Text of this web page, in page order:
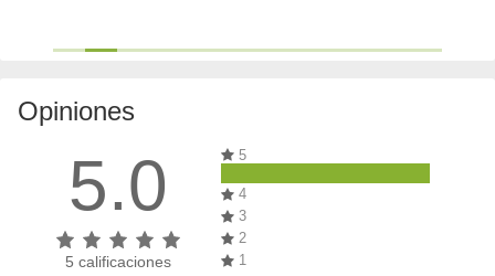
Opiniones
5.0
5 calificaciones
5
4
3
2
1